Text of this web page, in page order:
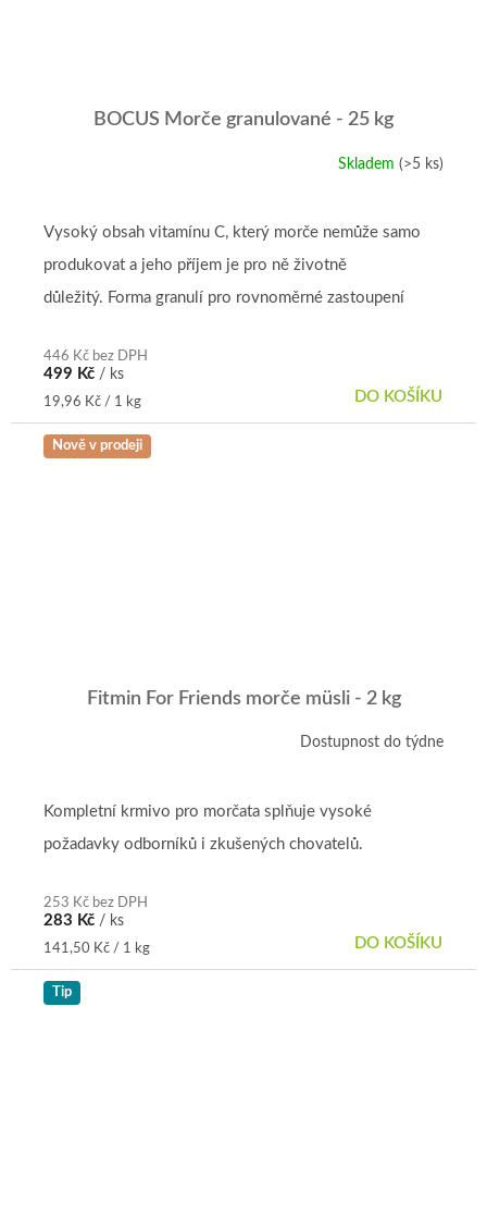
BOCUS Morče granulované - 25 kg
je
z
5
Skladem(>5 ks)
446 Kč bez DPH
499 Kč / ks
Měrná
cena:
19,96 Kč / 1 kg DO KOŠÍKU
Vysoký obsah vitamínu C, který morče nemůže samo
produkovat a jeho příjem je pro ně životně
důležitý. Forma granulí pro rovnoměrné zastoupení
Nově v prodeji
Fitmin For Friends morče müsli - 2 kg
Dostupnost do týdne
253 Kč bez DPH
283 Kč / ks
Měrná
cena:
141,50 Kč / 1 kg DO KOŠÍKU
Kompletní krmivo pro morčata splňuje vysoké
požadavky odborníků i zkušených chovatelů.
Tip